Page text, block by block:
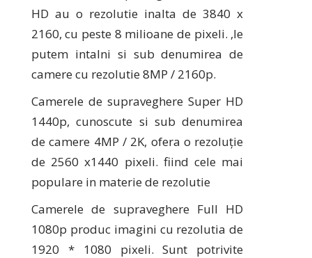
HD au o rezolutie inalta de 3840 x
2160, cu peste 8 milioane de pixeli. ,le
putem intalni si sub denumirea de
camere cu rezolutie 8MP / 2160p.
Camerele de supraveghere Super HD
1440p, cunoscute si sub denumirea
de camere 4MP / 2K, ofera o rezoluție
de 2560 x1440 pixeli. fiind cele mai
populare in materie de rezolutie
Camerele de supraveghere Full HD
1080p produc imagini cu rezolutia de
1920 * 1080 pixeli. Sunt potrivite